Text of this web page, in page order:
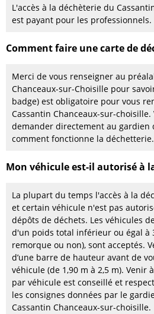
L'accès à la déchèterie du
est payant pour les professionnels.
Comment faire une carte de
Merci de vous renseigner au
Chanceaux-sur-Choisille pour
badge) est obligatoire pour vous
Cassantin Chanceaux-sur-choisille.
demander directement au gardien
comment fonctionne la déchetterie.
Mon véhicule est-il autorisé à
La plupart du temps l'accès à la
et certain véhicule n'est pas
dépôts de déchets. Les véhicules
d'un poids total inférieur ou égal à
remorque ou non), sont acceptés.
d’une barre de hauteur avant de
véhicule (de 1,90 m à 2,5 m). Venir
par véhicule est conseillé et
les consignes données par le
Cassantin Chanceaux-sur-choisille.